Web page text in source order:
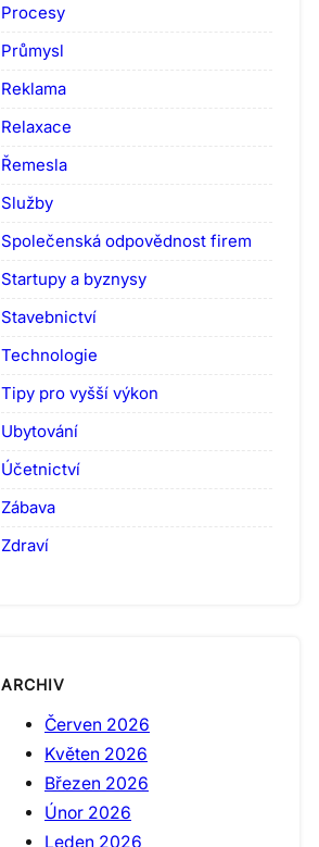
Procesy
Průmysl
Reklama
Relaxace
Řemesla
Služby
Společenská odpovědnost firem
Startupy a byznysy
Stavebnictví
Technologie
Tipy pro vyšší výkon
Ubytování
Účetnictví
Zábava
Zdraví
ARCHIV
Červen 2026
Květen 2026
Březen 2026
Únor 2026
Leden 2026